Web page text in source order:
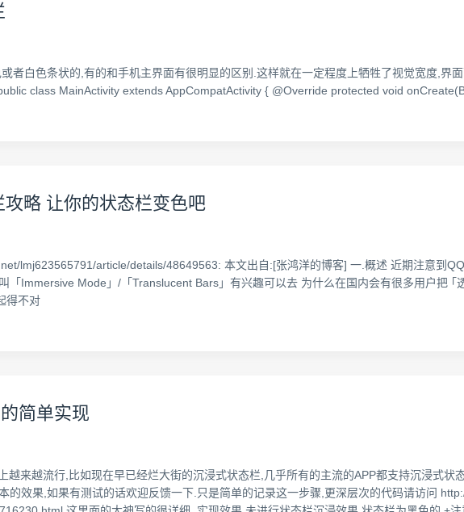
者白色条状的,有的和手机主界面有很明显的区别.这样就在一定程度上牺牲了视觉宽度,界
class MainActivity extends AppCompatActivity { @Override protected void
略 让你的状态栏变色吧
lmj623565791/article/details/48649563: 本文出自:[张鸿洋的博客] 一.概述 近期注意到
「Immersive Mode」/「Translucent Bars」有兴趣可以去 为什么在国内会有很多用户把 ｢
得不对
简单实现
越来越流行,比如现在早已经烂大街的沉浸式状态栏,几乎所有的主流的APP都支持沉浸式
的效果,如果有测试的话欢迎反馈一下.只是简单的记录这一步骤,更深层次的代码请访问